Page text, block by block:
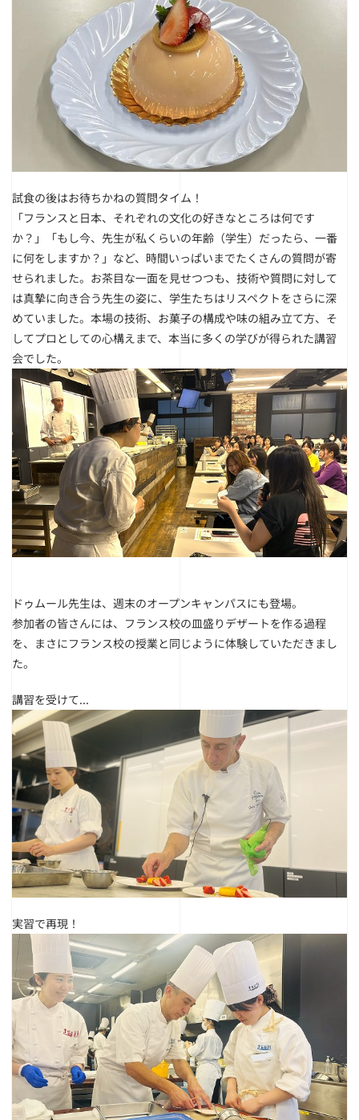
試食の後はお待ちかねの質問タイム！
「フランスと日本、それぞれの文化の好きなところは何です
か？」「もし今、先生が私くらいの年齢（学生）だったら、一番
に何をしますか？」など、時間いっぱいまでたくさんの質問が寄
せられました。お茶目な一面を見せつつも、技術や質問に対して
は真摯に向き合う先生の姿に、学生たちはリスペクトをさらに深
めていました。本場の技術、お菓子の構成や味の組み立て方、そ
してプロとしての心構えまで、本当に多くの学びが得られた講習
会でした。
ドゥムール先生は、週末のオープンキャンパスにも登場。
参加者の皆さんには、フランス校の皿盛りデザートを作る過程
を、まさにフランス校の授業と同じように体験していただきまし
た。
講習を受けて...
実習で再現！